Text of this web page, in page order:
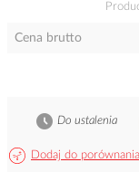
Cena brutto
Dodaj do porównania
Do ustalenia